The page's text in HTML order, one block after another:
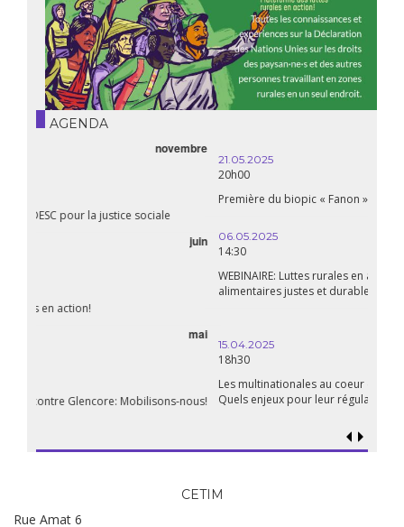
AGENDA
WEBINAIRE: Luttes rurales en action. Pour des systèmes
Les multinationales au coeur d’un nouvel âge de l’impérialisme.
Quels enjeux pour leur régulation ?
CETIM
Rue Amat 6